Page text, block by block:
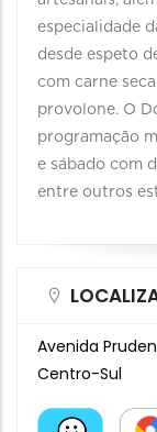
especialidade
desde espeto
com carne
provolone. O
programação
e sábado com
entre outros
Avenida
Centro-Sul